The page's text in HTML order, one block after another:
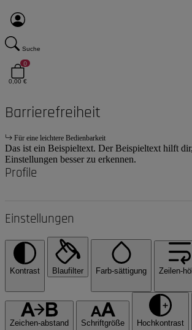
Suche
0
0,00 €
Barrierefreiheit
Für eine leichtere Bedienbarkeit
Das ist ein Beispieltext. Der Beispieltext hilft
Einstellungen besser zu erkennen.
Profile
Einstellungen
Kontrast Blaufilter Farb-sättigung Zeilen-
Zeichen-abstand Schriftgröße Hochkontrast